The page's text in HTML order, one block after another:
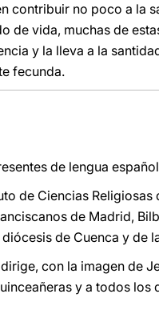
contribuir no poco a la
de vida, muchas de
y la lleva a la
fecunda.
de lengua
de Ciencias
de Madrid,
de Cuenca y de
con la imagen de
y a todos